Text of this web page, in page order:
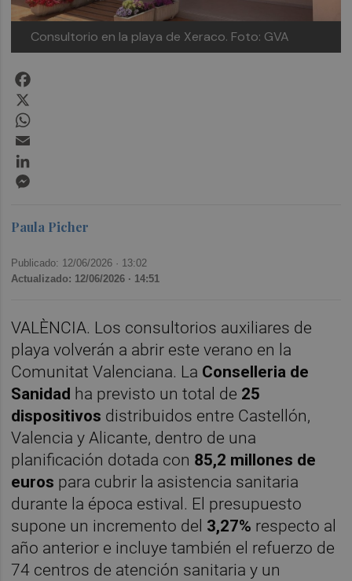
Consultorio en la playa de Xeraco. Foto: GVA
Paula Picher
Publicado: 12/06/2026 · 13:02
Actualizado: 12/06/2026 · 14:51
VALÈNCIA. Los consultorios auxiliares de
playa volverán a abrir este verano en la
Comunitat Valenciana. La Conselleria de
Sanidad ha previsto un total de 25
dispositivos distribuidos entre Castellón,
Valencia y Alicante, dentro de una
planificación dotada con 85,2 millones de
euros para cubrir la asistencia sanitaria
durante la época estival. El presupuesto
supone un incremento del 3,27% respecto al
año anterior e incluye también el refuerzo de
74 centros de atención sanitaria y un